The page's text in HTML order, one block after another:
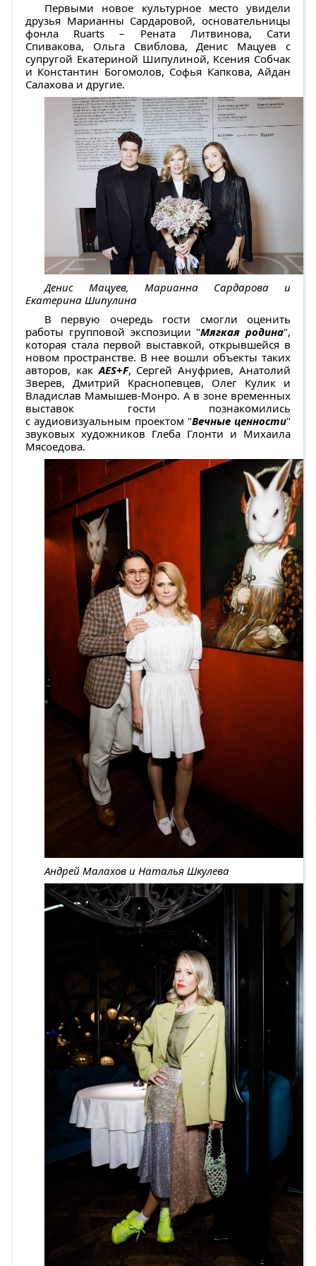
Первыми новое культурное место увидели
друзья Марианны Сардаровой, основательницы
фонла Ruarts – Рената Литвинова, Сати
Спивакова, Ольга Свиблова, Денис Мацуев с
супругой Екатериной Шипулиной, Ксения Собчак
и Константин Богомолов, Софья Капкова, Айдан
Салахова и другие.
Денис Мацуев, Марианна Сардарова и
Екатерина Шипулина
В первую очередь гости смогли оценить
работы групповой экспозиции "Мягкая родина",
которая стала первой выставкой, открывшейся в
новом пространстве. В нее вошли объекты таких
авторов, какАЕS+F, Сергей Ануфриев, Анатолий
Зверев, Дмитрий Краснопевцев, Олег Кулик и
Владислав Мамышев-Монро. А в зоне временных
выставок гости познакомились
с аудиовизуальным проектом "Вечные ценности"
звуковых художников Глеба Глонти и Михаила
Мясоедова.
Андрей Малахов и Наталья Шкулева